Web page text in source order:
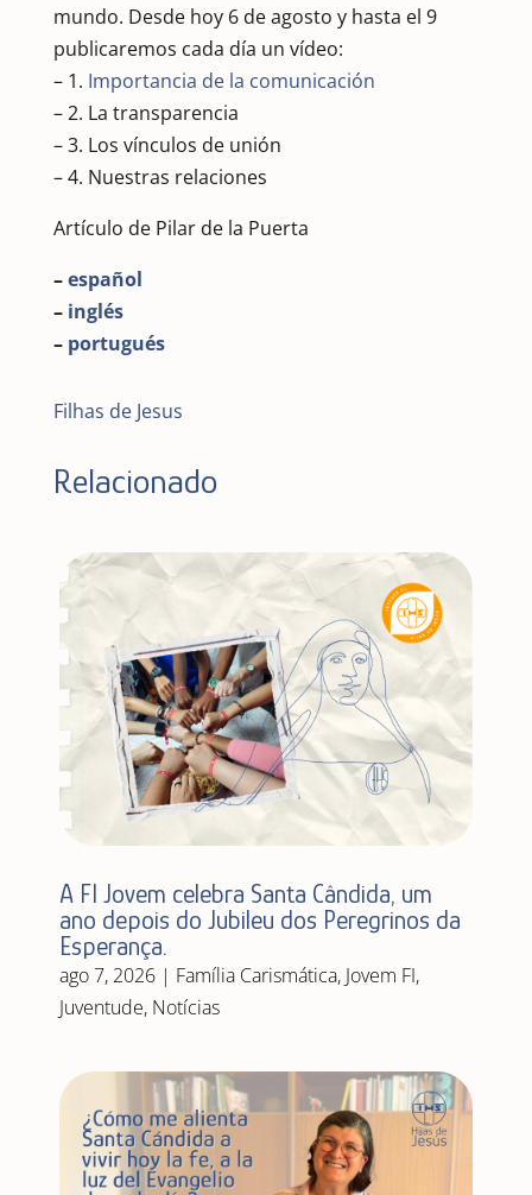
mundo. Desde hoy 6 de agosto y hasta el 9
publicaremos cada día un vídeo:
– 1. Importancia de la comunicación
– 2. La transparencia
– 3. Los vínculos de unión
– 4. Nuestras relaciones
Artículo de Pilar de la Puerta
–español
– inglés
– portugués
Filhas de Jesus
Relacionado
A FI Jovem celebra Santa Cândida, um
ano depois do Jubileu dos Peregrinos da
Esperança.
ago 7, 2026| Família Carismática, Jovem FI,
Juventude, Notícias